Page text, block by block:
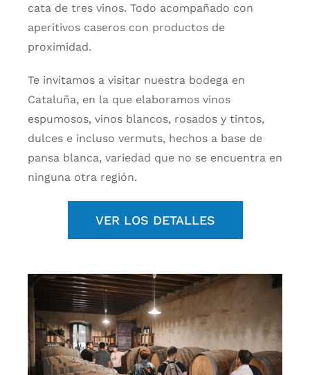
cata de tres vinos. Todo acompañado con
aperitivos caseros con productos de
proximidad.
Te invitamos a visitar nuestra bodega en
Cataluña, en la que elaboramos vinos
espumosos, vinos blancos, rosados y tintos,
dulces e incluso vermuts, hechos a base de
pansa blanca, variedad que no se encuentra en
ninguna otra región.
VER LOS DETALLES